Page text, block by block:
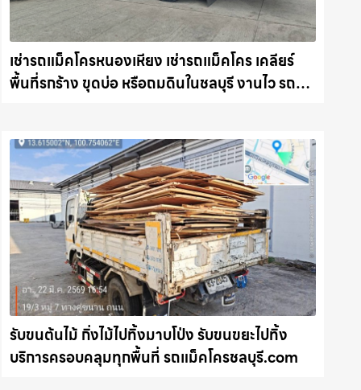
เช่ารถแม็คโครหนองเหียง เช่ารถแม็คโคร เคลียร์
พื้นที่รกร้าง ขุดบ่อ หรือถมดินในชลบุรี งานไว รถ
รับขนต้นไม้ กิ่งไม้ไปทิ้งมาบโป่ง รับขนขยะไปทิ้ง
บริการครอบคลุมทุกพื้นที่ รถแม็คโครชลบุรี.com